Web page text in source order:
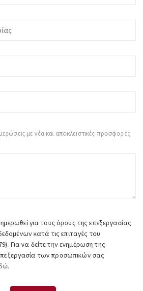
με νέα και αποκλειστικές προσφορές
για τους όρους της επεξεργασίας
κατά τις επιταγές του
Για να δείτε την ενημέρωση της
των προσωπικών σας